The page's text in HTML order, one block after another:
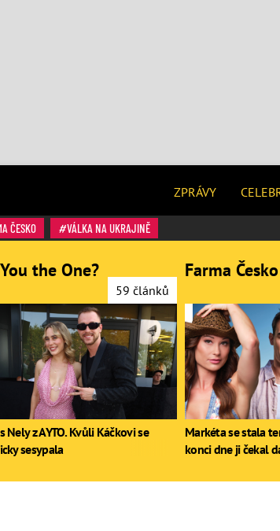
ZPRÁVY
ČESKO VÁLKA NA UKRAJINĚ
the One?
59 článků
Nely z AYTO. Kvůli Káčkovi se
sesypala
Farma Česko
Markéta se stala
konci dne ji čekal